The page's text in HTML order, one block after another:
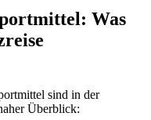
Was
sind in der
Überblick: